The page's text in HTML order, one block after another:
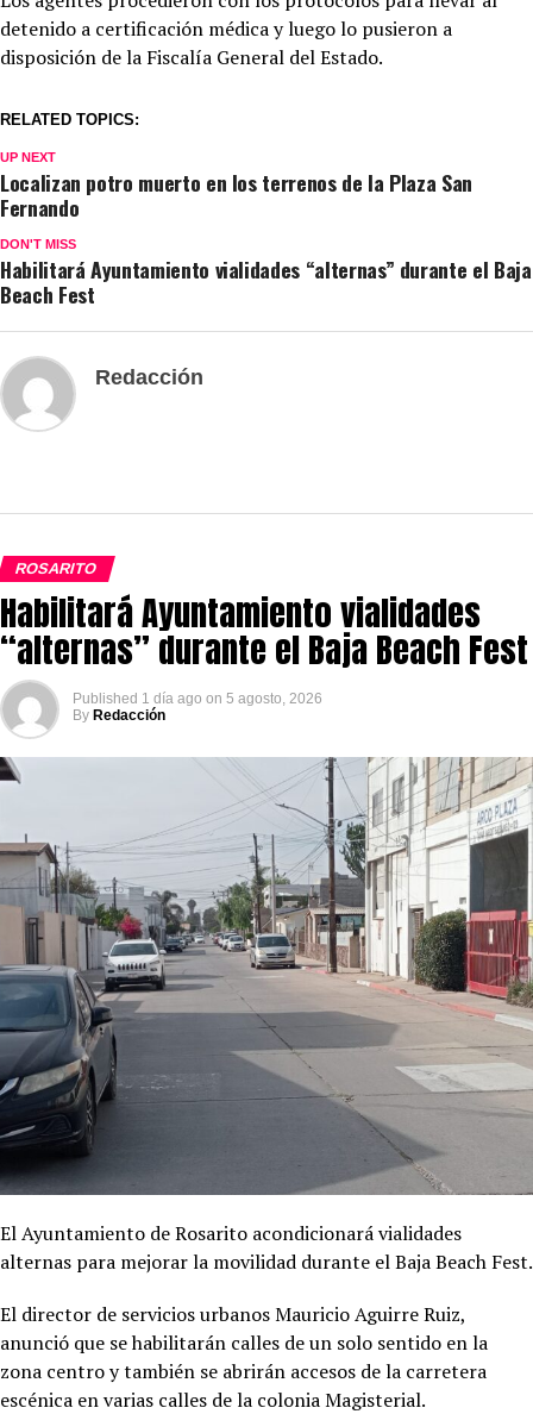
detenido a certificación médica y luego lo pusieron a
disposición de la Fiscalía General del Estado.
RELATED TOPICS:
UP NEXT
Localizan potro muerto en los terrenos de la Plaza San
Fernando
DON'T MISS
Habilitará Ayuntamiento vialidades “alternas” durante el Baja
Beach Fest
Redacción
ROSARITO
Habilitará Ayuntamiento vialidades
“alternas” durante el Baja Beach Fest
Published 1 día ago on 5 agosto, 2026
By Redacción
El Ayuntamiento de Rosarito acondicionará vialidades
alternas para mejorar la movilidad durante el Baja Beach Fest.
El director de servicios urbanos Mauricio Aguirre Ruiz,
anunció que se habilitarán calles de un solo sentido en la
zona centro y también se abrirán accesos de la carretera
escénica en varias calles de la colonia Magisterial.